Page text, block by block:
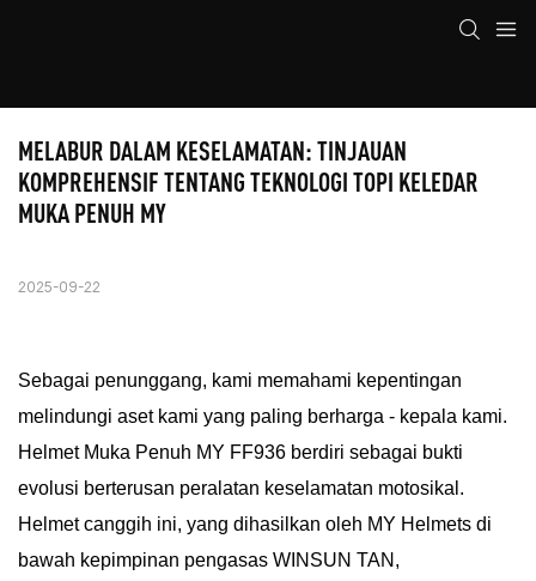
MELABUR DALAM KESELAMATAN: TINJAUAN
KOMPREHENSIF TENTANG TEKNOLOGI TOPI KELEDAR
MUKA PENUH MY
2025-09-22
Sebagai penunggang, kami memahami kepentingan
melindungi aset kami yang paling berharga - kepala kami.
Helmet Muka Penuh MY FF936 berdiri sebagai bukti
evolusi berterusan peralatan keselamatan motosikal.
Helmet canggih ini, yang dihasilkan oleh MY Helmets di
bawah kepimpinan pengasas WINSUN TAN,